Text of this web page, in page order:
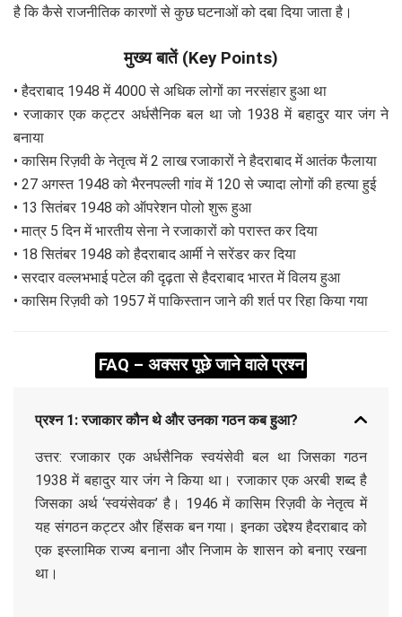
है कि कैसे राजनीतिक कारणों से कुछ घटनाओं को दबा दिया जाता है।
मुख्य बातें (Key Points)
• हैदराबाद 1948 में 4000 से अधिक लोगों का नरसंहार हुआ था
• रजाकार एक कट्टर अर्धसैनिक बल था जो 1938 में बहादुर यार जंग ने
बनाया
• कासिम रिज़वी के नेतृत्व में 2 लाख रजाकारों ने हैदराबाद में आतंक फैलाया
• 27 अगस्त 1948 को भैरनपल्ली गांव में 120 से ज्यादा लोगों की हत्या हुई
• 13 सितंबर 1948 को ऑपरेशन पोलो शुरू हुआ
• मात्र 5 दिन में भारतीय सेना ने रजाकारों को परास्त कर दिया
• 18 सितंबर 1948 को हैदराबाद आर्मी ने सरेंडर कर दिया
• सरदार वल्लभभाई पटेल की दृढ़ता से हैदराबाद भारत में विलय हुआ
• कासिम रिज़वी को 1957 में पाकिस्तान जाने की शर्त पर रिहा किया गया
FAQ – अक्सर पूछे जाने वाले प्रश्न
प्रश्न 1: रजाकार कौन थे और उनका गठन कब हुआ?
उत्तर: रजाकार एक अर्धसैनिक स्वयंसेवी बल था जिसका गठन
1938 में बहादुर यार जंग ने किया था। रजाकार एक अरबी शब्द है
जिसका अर्थ ‘स्वयंसेवक’ है। 1946 में कासिम रिज़वी के नेतृत्व में
यह संगठन कट्टर और हिंसक बन गया। इनका उद्देश्य हैदराबाद को
एक इस्लामिक राज्य बनाना और निजाम के शासन को बनाए रखना
था।